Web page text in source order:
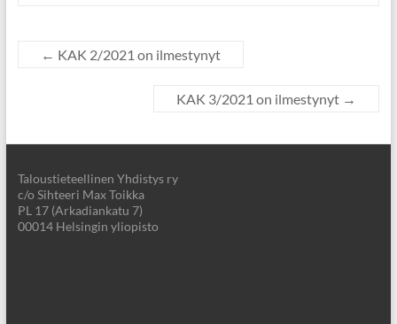
← KAK 2/2021 on ilmestynyt
KAK 3/2021 on ilmestynyt →
Taloustieteellinen Yhdistys ry
c/o Sihteeri Max Toikka
PL 17 (Arkadiankatu 7)
00014 Helsingin yliopisto